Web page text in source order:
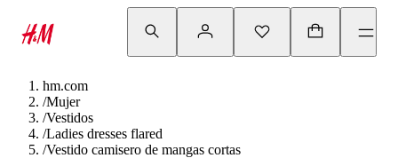
hm.com
/Mujer
/Vestidos
/Ladies dresses flared
/Vestido camisero de mangas cortas